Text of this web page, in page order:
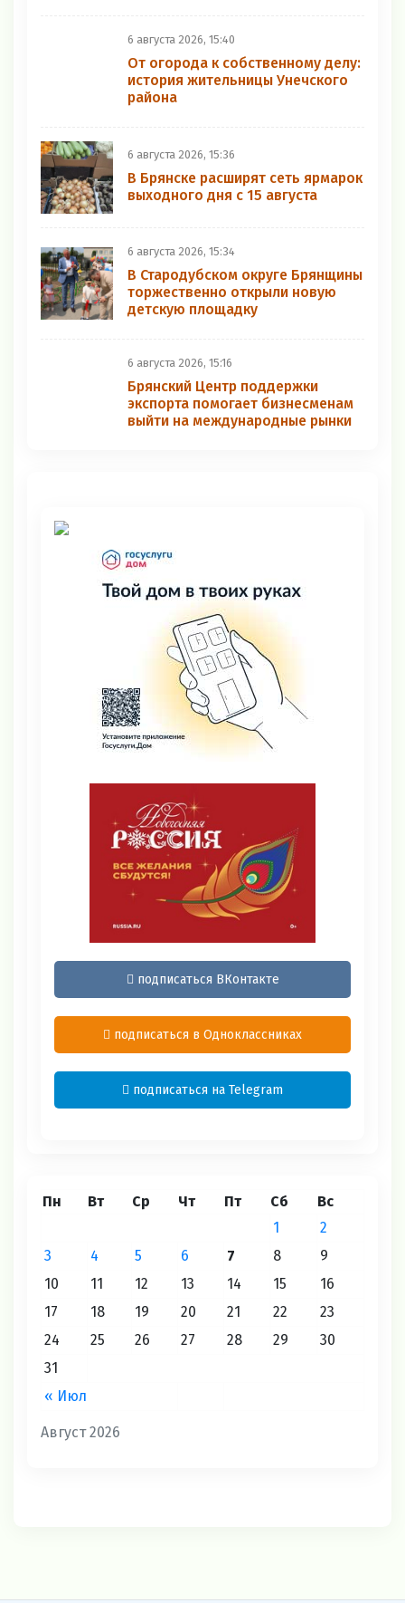
6 августа 2026, 15:40
От огорода к собственному делу:
история жительницы Унечского
района
6 августа 2026, 15:36
В Брянске расширят сеть ярмарок
выходного дня с 15 августа
6 августа 2026, 15:34
В Стародубском округе Брянщины
торжественно открыли новую
детскую площадку
6 августа 2026, 15:16
Брянский Центр поддержки
экспорта помогает бизнесменам
выйти на международные рынки
подписаться ВКонтакте
подписаться в Одноклассниках
подписаться на Telegram
Август 2026
Пн Вт Ср Чт Пт Сб Вс
« Июл
1
2
3
4 5 6 7 8
9
10
11 12 13 14 15
16
17
18 19 20 21 22
23
24
25 26 27 28 29
30
31